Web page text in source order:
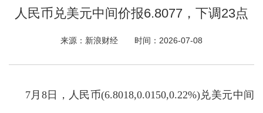
人民币兑美元中间价报6.8077，下调23点
来源：新浪财经 时间：2026-07-08
7月8日，人民币(6.8018,0.0150,0.22%)兑美元中间